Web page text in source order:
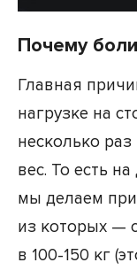
Почему
Главная
нагрузке на
несколько
вес. То есть
мы делаем
из которых —
в 100-150 кг